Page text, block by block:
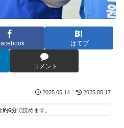
はてブ
コメント
2025.05.14 2025.05.17
約6分で読めます。